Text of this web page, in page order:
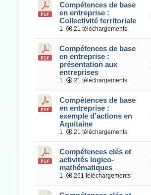
Compétences de base
en entreprise :
Collectivité territoriale
1 21 téléchargements
Compétences de base
en entreprise :
présentation aux
entreprises
1 21 téléchargements
Compétences de base
en entreprise :
exemple d’actions en
Aquitaine
1 21 téléchargements
Compétences clés et
activités logico-
mathématiques
1 261 téléchargements